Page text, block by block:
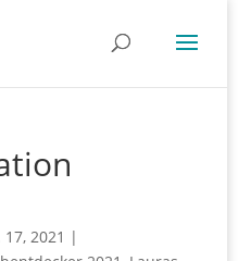
17, 2021 |